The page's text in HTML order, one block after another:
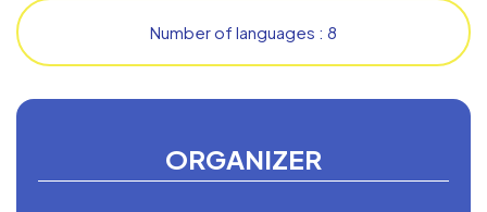
ORGANIZER
Number of languages : 8